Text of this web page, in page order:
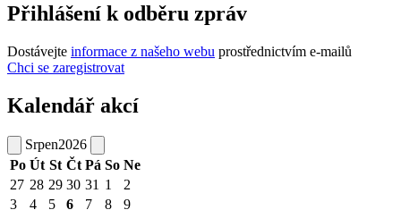
Přihlášení k odběru zpráv
Dostávejte informace z našeho webu prostřednictvím e-mailů
Chci se zaregistrovat
Kalendář akcí
Srpen2026
Po Út St Čt Pá So Ne
27 28 29 30 31 1
2
3
4 5 6 7 8
9